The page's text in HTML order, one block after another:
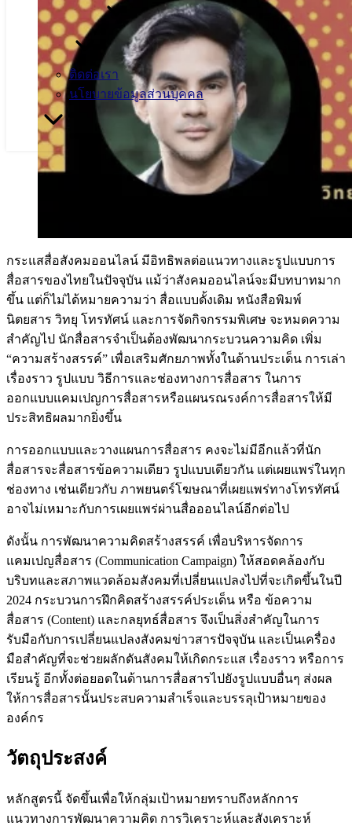
ติดต่อเรา
นโยบายข้อมูลส่วนบุคคล
กระแสสื่อสังคมออนไลน์ มีอิทธิพลต่อแนวทางและรูปแบบการ
สื่อสารของไทยในปัจจุบัน แม้ว่าสังคมออนไลน์จะมีบทบาทมาก
ขึ้น แต่ก็ไม่ได้หมายความว่า สื่อแบบดั้งเดิม หนังสือพิมพ์
นิตยสาร วิทยุ โทรทัศน์ และการจัดกิจกรรมพิเศษ จะหมดความ
สำคัญไป นักสื่อสารจำเป็นต้องพัฒนากระบวนความคิด เพิ่ม
“ความสร้างสรรค์” เพื่อเสริมศักยภาพทั้งในด้านประเด็น การเล่า
เรื่องราว รูปแบบ วิธีการและช่องทางการสื่อสาร ในการ
ออกแบบแคมเปญการสื่อสารหรือแผนรณรงค์การสื่อสารให้มี
ประสิทธิผลมากยิ่งขึ้น
การออกแบบและวางแผนการสื่อสาร คงจะไม่มีอีกแล้วที่นัก
สื่อสารจะสื่อสารข้อความเดียว รูปแบบเดียวกัน แต่เผยแพร่ในทุก
ช่องทาง เช่นเดียวกับ ภาพยนตร์โฆษณาที่เผยแพร่ทางโทรทัศน์
อาจไม่เหมาะกับการเผยแพร่ผ่านสื่อออนไลน์อีกต่อไป
ดังนั้น การพัฒนาความคิดสร้างสรรค์ เพื่อบริหารจัดการ
แคมเปญสื่อสาร (Communication Campaign) ให้สอดคล้องกับ
บริบทและสภาพแวดล้อมสังคมที่เปลี่ยนแปลงไปที่จะเกิดขึ้นในปี
2024 กระบวนการฝึกคิดสร้างสรรค์ประเด็น หรือ ข้อความ
สื่อสาร (Content) และกลยุทธ์สื่อสาร จึงเป็นสิ่งสำคัญในการ
รับมือกับการเปลี่ยนแปลงสังคมข่าวสารปัจจุบัน และเป็นเครื่อง
มือสำคัญที่จะช่วยผลักดันสังคมให้เกิดกระแส เรื่องราว หรือการ
เรียนรู้ อีกทั้งต่อยอดในด้านการสื่อสารไปยังรูปแบบอื่นๆ ส่งผล
ให้การสื่อสารนั้นประสบความสำเร็จและบรรลุเป้าหมายของ
องค์กร
วัตถุประสงค์
หลักสูตรนี้ จัดขึ้นเพื่อให้กลุ่มเป้าหมายทราบถึงหลักการ
แนวทางการพัฒนาความคิด การวิเคราะห์และสังเคราะห์